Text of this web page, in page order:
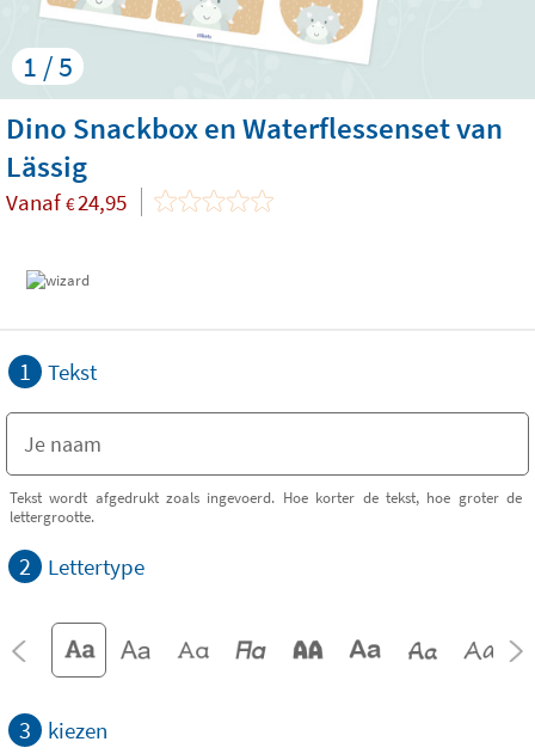
1 / 5
Dino Snackbox en Waterflessenset van
Lässig
Vanaf €24,95
1 Tekst
Tekst wordt afgedrukt zoals ingevoerd. Hoe korter de tekst, hoe groter de
lettergrootte.
2 Lettertype
3 kiezen